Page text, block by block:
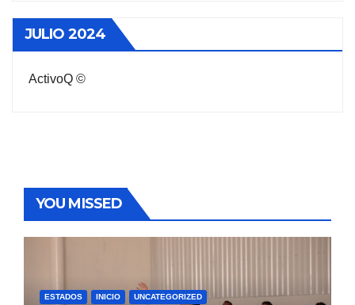
JULIO 2024
ActivoQ ©
YOU MISSED
ESTADOS INICIO UNCATEGORIZED